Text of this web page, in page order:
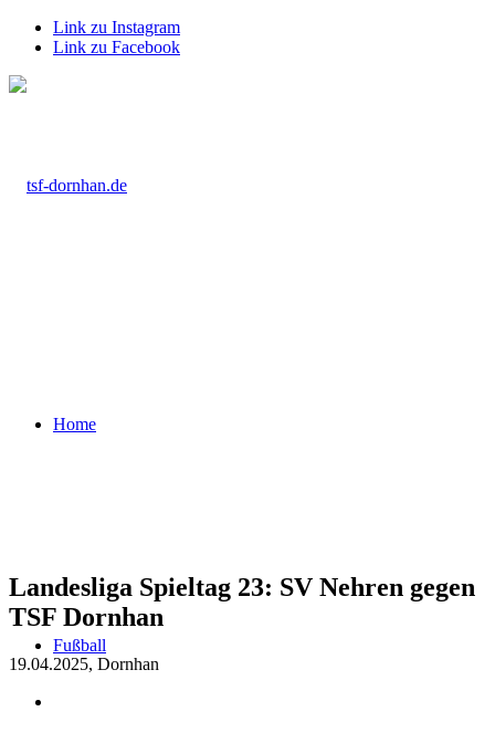
Link zu Instagram
Link zu Facebook
Home
Fußball
Landesliga Spieltag 23: SV Nehren gegen
TSF Dornhan
19.04.2025, Dornhan